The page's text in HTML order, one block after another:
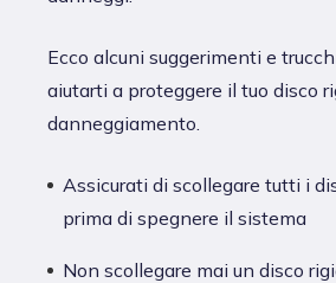
Ecco alcuni suggerimenti e
aiutarti a proteggere il tuo disco
danneggiamento.
Assicurati di scollegare tutti i
prima di spegnere il sistema
Non scollegare mai un disco